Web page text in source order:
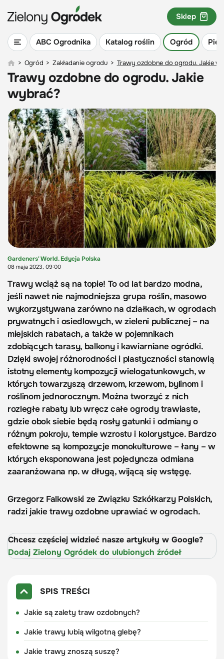
ABC Ogrodnika Katalog roślin Ogród
Sklep
> Ogród > Zakładanie ogrodu > Trawy ozdobne do ogrodu. Jakie
Trawy ozdobne do ogrodu. Jakie
wybrać?
Gardeners' World. Edycja Polska
08 maja 2023, 09:00
Trawy wciąż są na topie! To od lat bardzo modna,
jeśli nawet nie najmodniejsza grupa roślin, masowo
wykorzystywana zarówno na działkach, w ogrodach
prywatnych i osiedlowych, w zieleni publicznej – na
miejskich rabatach, a także w pojemnikach
zdobiących tarasy, balkony i kawiarniane ogródki.
Dzięki swojej różnorodności i plastyczności stanowią
istotny elementy kompozycji wielogatunkowych, w
których towarzyszą drzewom, krzewom, bylinom i
roślinom jednorocznym. Można tworzyć z nich
rozległe rabaty lub wręcz całe ogrody trawiaste,
gdzie obok siebie będą rosły gatunki i odmiany o
różnym pokroju, tempie wzrostu i kolorystyce. Bardzo
efektowne są kompozycje monokulturowe – łany – w
których eksponowana jest pojedyncza odmiana
zaaranżowana np. w długą, wijącą się wstęgę.
Grzegorz Falkowski ze Związku Szkółkarzy Polskich,
radzi jakie trawy ozdobne uprawiać w ogrodach.
Chcesz częściej widzieć nasze artykuły w Google?
Dodaj Zielony Ogródek do ulubionych źródeł
SPIS TREŚCI
Jakie są zalety traw ozdobnych?
Jakie trawy lubią wilgotną glebę?
Jakie trawy znoszą suszę?